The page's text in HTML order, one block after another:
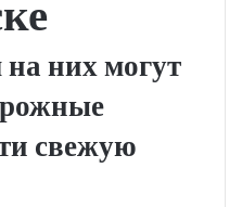
на них могут
свежую